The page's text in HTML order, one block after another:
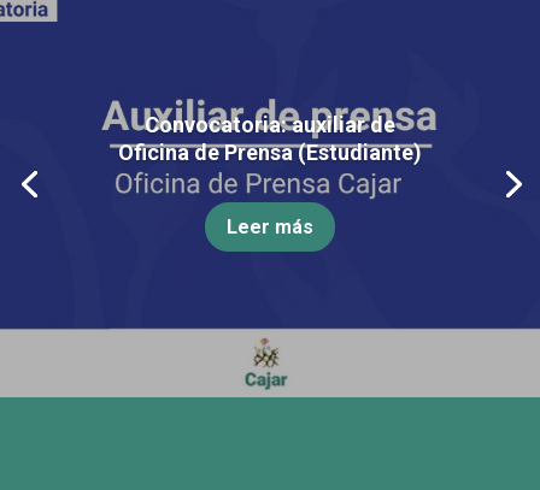
Convocatoria: auxiliar de
Oficina de Prensa (Estudiante)
Leer más